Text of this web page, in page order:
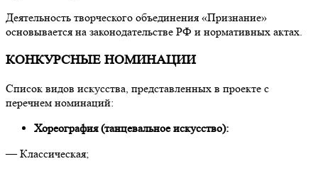
Деятельность творческого объединения «Признание»
основывается на законодательстве РФ и нормативных актах.
КОНКУРСНЫЕ НОМИНАЦИИ
Список видов искусства, представленных в проекте с
перечнем номинаций:
Хореография (танцевальное искусство):
— Классическая;